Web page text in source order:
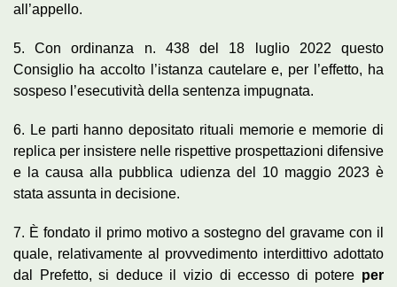
all’appello.
5. Con ordinanza n. 438 del 18 luglio 2022 questo
Consiglio ha accolto l’istanza cautelare e, per l’effetto, ha
sospeso l’esecutività della sentenza impugnata.
6. Le parti hanno depositato rituali memorie e memorie di
replica per insistere nelle rispettive prospettazioni difensive
e la causa alla pubblica udienza del 10 maggio 2023 è
stata assunta in decisione.
7. È fondato il primo motivo a sostegno del gravame con il
quale, relativamente al provvedimento interdittivo adottato
dal Prefetto, si deduce il vizio di eccesso di potere per